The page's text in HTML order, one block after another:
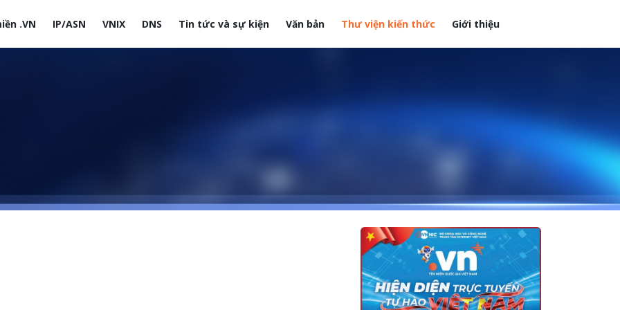
.VN IP/ASN VNIX DNS Tin tức và sự kiện Văn bản Thư viện kiến thức Giới thiệu